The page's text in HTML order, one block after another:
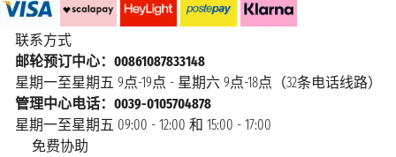
联系方式
邮轮预订中心：00861087833148
星期一至星期五 9点-19点 - 星期六 9点-18点（32条电话线路）
管理中心电话：0039-0105704878
星期一至星期五 09:00 - 12:00 和 15:00 - 17:00
免费协助